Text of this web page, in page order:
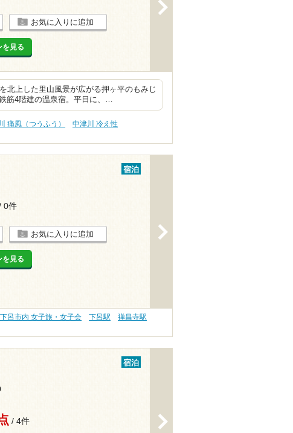
お気に入りに追加
を見る
北上した里山風景が広がる押ヶ平のもみじ
筋4階建の温泉宿。平日に、…
痛風（つうふう）
中津川 冷え性
宿泊
0件
お気に入りに追加
を見る
下呂市内 女子旅・女子会 下呂駅
禅昌寺駅
宿泊
/ 4件